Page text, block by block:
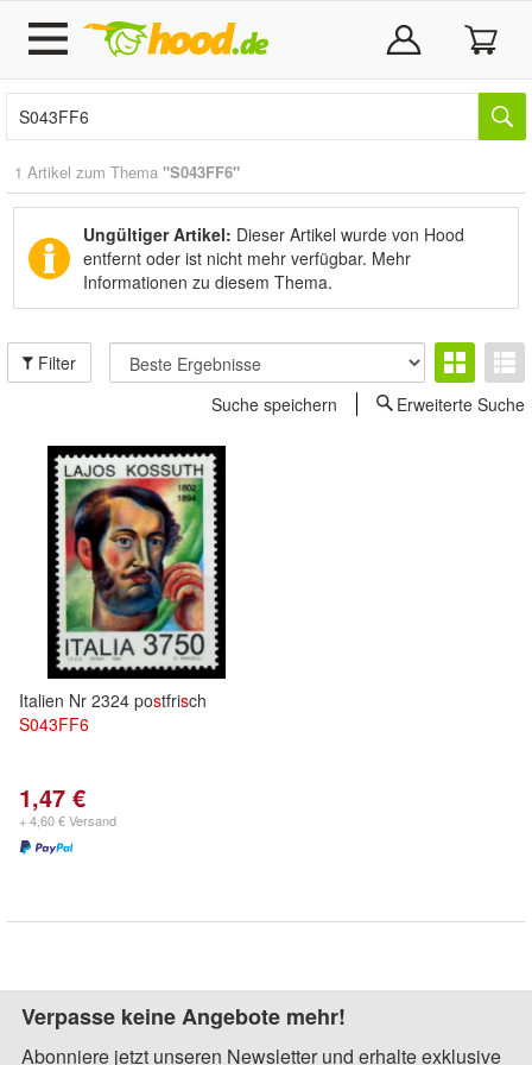
1 Artikel zum Thema "S043FF6"
Ungültiger Artikel: Dieser Artikel wurde von Hood
entfernt oder ist nicht mehr verfügbar. Mehr
Informationen zu diesem Thema.
Filter
Suche speichern
Erweiterte Suche
Italien Nr 2324 postfrisch
S043FF6
1,47 €
+ 4,60 € Versand
Verpasse keine Angebote mehr!
Abonniere jetzt unseren Newsletter und erhalte exklusive